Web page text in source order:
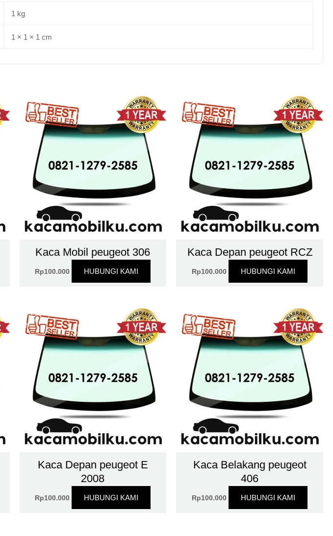
1 kg
1 × 1 × 1 cm
Kaca Mobil peugeot 306
Rp100.000 HUBUNGI KAMI
Kaca Depan peugeot RCZ
Rp100.000 HUBUNGI KAMI
Kaca Depan peugeot E
2008
Rp100.000 HUBUNGI KAMI
Kaca Belakang peugeot
406
Rp100.000 HUBUNGI KAMI